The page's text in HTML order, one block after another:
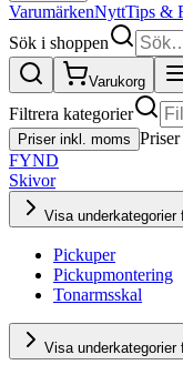
VarumärkenNyttTips &
Sök i shoppen
Varukorg
Filtrera kategorier
Priser inkl. moms
FYND
Skivor
Visa
Pickuper
Pickupmontering
Tonarmsskal
Visa underkategorier